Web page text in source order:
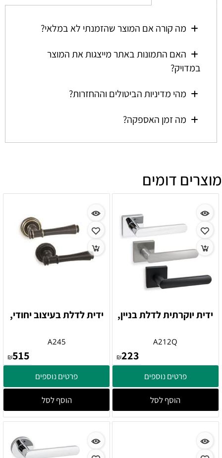
מה קורה אם המוצר שהזמנתי לא במלאי?
האם התמונות באתר מייצגות את המוצר
במדויק?
מהי מדיניות הביטולים וההחזרות?
מה זמן האספקה?
מוצרים דומים
ידית יוקרתית לדלת בניין,
A212Q
₪223
פרטים נוספים
הוסף לסל
ידית לדלת בעיצוב יחודי,
A245
₪515
פרטים נוספים
הוסף לסל